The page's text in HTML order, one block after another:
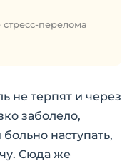
перелома
не терпят и через
заболело,
наступать,
Сюда же